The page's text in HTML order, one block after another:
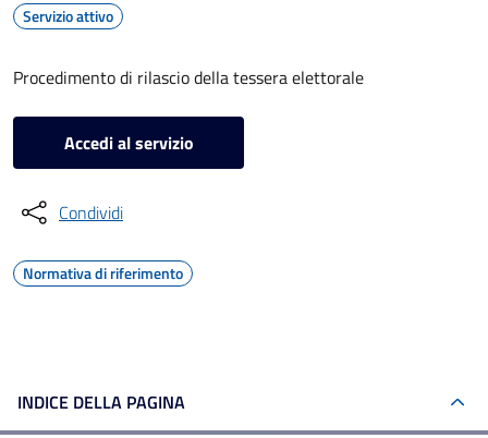
Servizio attivo
Procedimento di rilascio della tessera elettorale
Accedi al servizio
Condividi
Normativa di riferimento
INDICE DELLA PAGINA